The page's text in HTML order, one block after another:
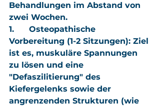
Behandlungen im Abstand von
zwei Wochen.
1. Osteopathische
Vorbereitung (1-2 Sitzungen): Ziel
ist es, muskuläre Spannungen
zu lösen und eine
"Defaszilitierung" des
Kiefergelenks sowie der
angrenzenden Strukturen (wie